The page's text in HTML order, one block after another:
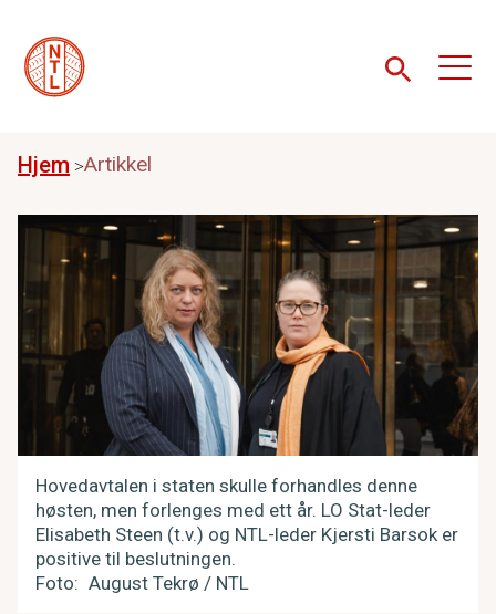
Hjem Artikkel
Hovedavtalen i staten skulle forhandles denne
høsten, men forlenges med ett år. LO Stat-leder
Elisabeth Steen (t.v.) og NTL-leder Kjersti Barsok er
positive til beslutningen.
Foto
August Tekrø / NTL